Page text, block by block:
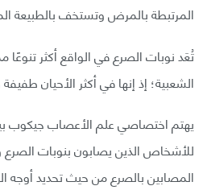
المرتبطة بالمرض وتستخف بالطبيعة
تُعَد نوبات الصرع في الواقع أكثر تنوعًا
الشعبية؛ إذ إنها في أكثر الأحيان
يهتم اختصاصي علم الأعصاب جيكوب
للأشخاص الذين يصابون بنوبات
المصابين بالصرع من حيث تحديد أوجه